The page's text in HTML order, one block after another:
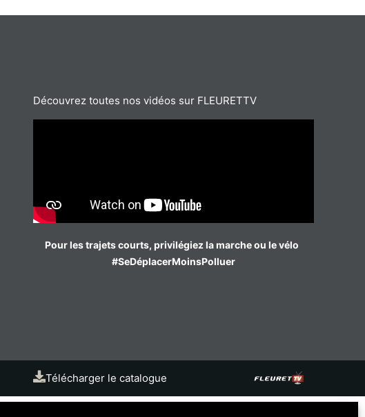
Découvrez toutes nos vidéos sur FLEURETTV
Pour les trajets courts, privilégiez la marche ou le vélo
#SeDéplacerMoinsPolluer
Télécharger le catalogue